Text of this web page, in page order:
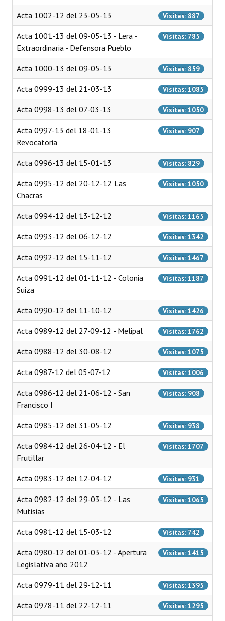
Comunicaciones
Declaraciones
Resoluciones
Resoluciones de Presidencia
INSTITUCIONAL
Antiguos Pobladores
Noticias Destacadas
Registros y Distinciones
Datos Históricos
Premio al Mérito - Registro
Audiencias Públicas - Registro
Mujeres que Dejaron Huellas - Registro
Periodistas Decanos - Registro
Ciudadano Ilustre - Registro
Banca del Vecino - Registro
Huéspedes de Honor - Registro
Antiguos Pobladores - Registro
Reconocimientos - Registro
Entrega de distinciones
REFORMA DE LA CARTA ORGÁNICA
Acta 1002-12 del 23-05-13 Visitas: 887
Acta 1001-13 del 09-05-13 - Lera -
Extraordinaria - Defensora Pueblo
Visitas: 785
Acta 1000-13 del 09-05-13 Visitas: 859
Acta 0999-13 del 21-03-13 Visitas: 1085
Acta 0998-13 del 07-03-13 Visitas: 1050
Acta 0997-13 del 18-01-13
Revocatoria
Visitas: 907
Acta 0996-13 del 15-01-13 Visitas: 829
Acta 0995-12 del 20-12-12 Las
Chacras
Visitas: 1050
Acta 0994-12 del 13-12-12 Visitas: 1165
Acta 0993-12 del 06-12-12 Visitas: 1342
Acta 0992-12 del 15-11-12 Visitas: 1467
Acta 0991-12 del 01-11-12 - Colonia
Suiza
Visitas: 1187
Acta 0990-12 del 11-10-12 Visitas: 1426
Acta 0989-12 del 27-09-12 - Melipal Visitas: 1762
Acta 0988-12 del 30-08-12 Visitas: 1075
Acta 0987-12 del 05-07-12 Visitas: 1006
Acta 0986-12 del 21-06-12 - San
Francisco I
Visitas: 908
Acta 0985-12 del 31-05-12 Visitas: 938
Acta 0984-12 del 26-04-12 - El
Frutillar
Visitas: 1707
Acta 0983-12 del 12-04-12 Visitas: 931
Acta 0982-12 del 29-03-12 - Las
Mutisias
Visitas: 1065
Acta 0981-12 del 15-03-12 Visitas: 742
Acta 0980-12 del 01-03-12 - Apertura
Legislativa año 2012
Visitas: 1415
Acta 0979-11 del 29-12-11 Visitas: 1395
Acta 0978-11 del 22-12-11 Visitas: 1295